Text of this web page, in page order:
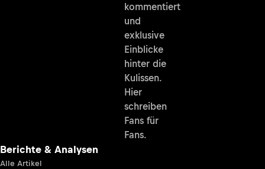
kommentiert
und
exklusive
Einblicke
hinter die
Kulissen.
Hier
schreiben
Fans für
Fans.
Berichte & Analysen
Alle Artikel